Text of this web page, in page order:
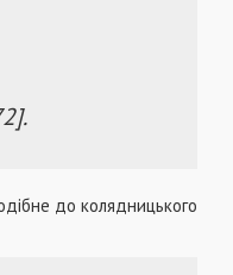
до колядницького